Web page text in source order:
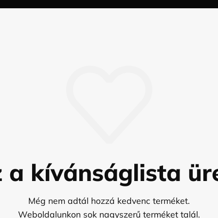
a kívánságlista
Még nem adtál hozzá kedvenc terméket.
Weboldalunkon sok nagyszerű terméket talál.